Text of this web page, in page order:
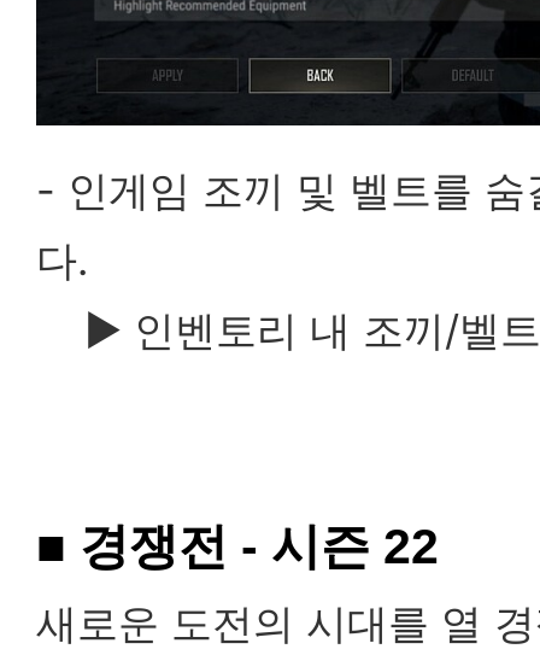
- 인게임 조끼 및 벨트를
다.
▶ 인벤토리 내 조끼/벨
■ 경쟁전 - 시즌 22
새로운 도전의 시대를 열